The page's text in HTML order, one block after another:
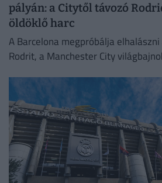
pályán: a Citytől távozó
öldöklő harc
A Barcelona megpróbálja
Rodrit, a Manchester City